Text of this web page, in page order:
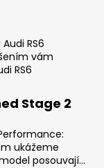
RS6
vám
RS6
Stage 2
ukážeme
posouvají...